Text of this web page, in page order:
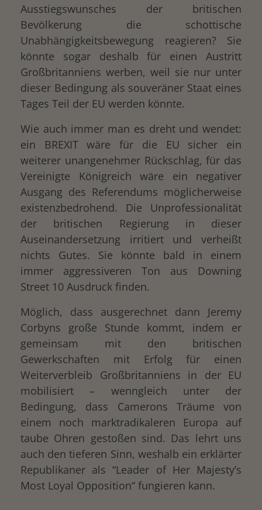
Ausstiegswunsches der britischen
Bevölkerung die schottische
Unabhängigkeitsbewegung reagieren? Sie
könnte sogar deshalb für einen Austritt
Großbritanniens werben, weil sie nur unter
dieser Bedingung als souveräner Staat eines
Tages Teil der EU werden könnte.
Wie auch immer man es dreht und wendet:
ein BREXIT wäre für die EU sicher ein
weiterer unangenehmer Rückschlag, für das
Vereinigte Königreich wäre ein negativer
Ausgang des Referendums möglicherweise
existenzbedrohend. Die Unprofessionalität
der britischen Regierung in dieser
Auseinandersetzung irritiert und verheißt
nichts Gutes. Sie könnte bald in einem
immer aggressiveren Ton aus Downing
Street 10 Ausdruck finden.
Möglich, dass ausgerechnet dann Jeremy
Corbyns große Stunde kommt, indem er
gemeinsam mit den britischen
Gewerkschaften mit Erfolg für einen
Weiterverbleib Großbritanniens in der EU
mobilisiert – wenngleich unter der
Bedingung, dass Camerons Träume von
einem noch marktradikaleren Europa auf
taube Ohren gestoßen sind. Das lehrt uns
auch den tieferen Sinn, weshalb ein erklärter
Republikaner als “Leader of Her Majesty’s
Most Loyal Opposition“ fungieren kann.